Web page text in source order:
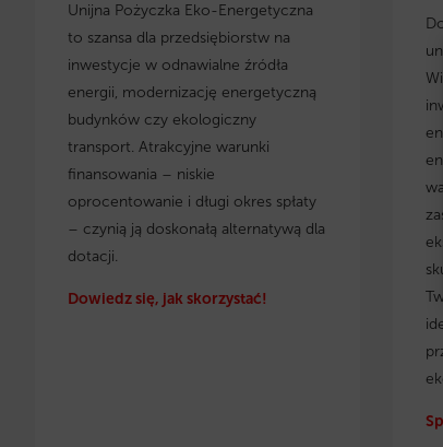
Unijna Pożyczka Eko-Energetyczna
to szansa dla przedsiębiorstw na
inwestycje w odnawialne źródła
energii, modernizację energetyczną
budynków czy ekologiczny
transport. Atrakcyjne warunki
finansowania – niskie
oprocentowanie i długi okres spłaty
– czynią ją doskonałą alternatywą dla
dotacji.
Dowiedz się, jak skorzystać!